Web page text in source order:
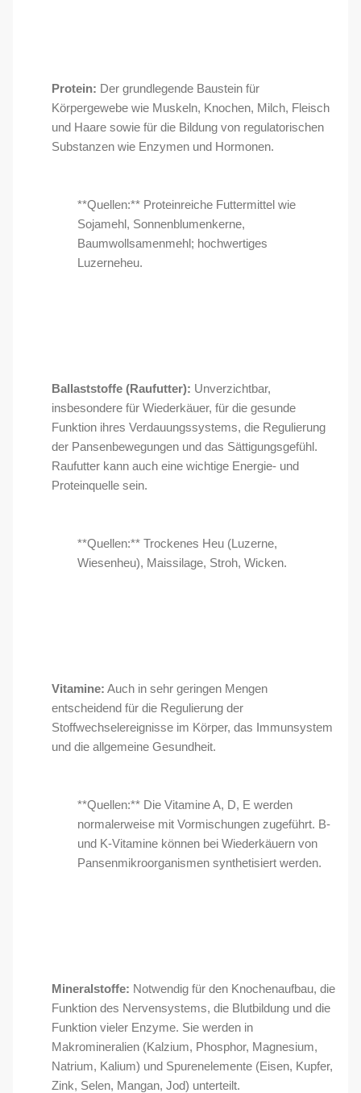
Protein: Der grundlegende Baustein für
Körpergewebe wie Muskeln, Knochen, Milch, Fleisch
und Haare sowie für die Bildung von regulatorischen
Substanzen wie Enzymen und Hormonen.
**Quellen:** Proteinreiche Futtermittel wie
Sojamehl, Sonnenblumenkerne,
Baumwollsamenmehl; hochwertiges
Luzerneheu.
Ballaststoffe (Raufutter): Unverzichtbar,
insbesondere für Wiederkäuer, für die gesunde
Funktion ihres Verdauungssystems, die Regulierung
der Pansenbewegungen und das Sättigungsgefühl.
Raufutter kann auch eine wichtige Energie- und
Proteinquelle sein.
**Quellen:** Trockenes Heu (Luzerne,
Wiesenheu), Maissilage, Stroh, Wicken.
Vitamine: Auch in sehr geringen Mengen
entscheidend für die Regulierung der
Stoffwechselereignisse im Körper, das Immunsystem
und die allgemeine Gesundheit.
**Quellen:** Die Vitamine A, D, E werden
normalerweise mit Vormischungen zugeführt. B-
und K-Vitamine können bei Wiederkäuern von
Pansenmikroorganismen synthetisiert werden.
Mineralstoffe: Notwendig für den Knochenaufbau, die
Funktion des Nervensystems, die Blutbildung und die
Funktion vieler Enzyme. Sie werden in
Makromineralien (Kalzium, Phosphor, Magnesium,
Natrium, Kalium) und Spurenelemente (Eisen, Kupfer,
Zink, Selen, Mangan, Jod) unterteilt.